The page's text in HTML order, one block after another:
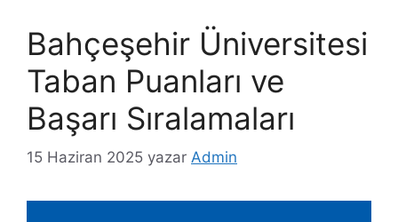
Bahçeşehir Üniversitesi
Taban Puanları ve
Başarı Sıralamaları
15 Haziran 2025 yazar Admin